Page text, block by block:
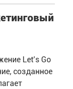
Let’s Go
созданное